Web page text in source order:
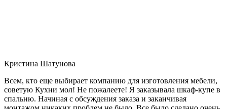
Кристина Шатунова
Всем, кто еще выбирает компанию для изготовления мебели,
советую Кухни мол! Не пожалеете! Я заказывала шкаф-купе в
спальню. Начиная с обсуждения заказа и заканчивая